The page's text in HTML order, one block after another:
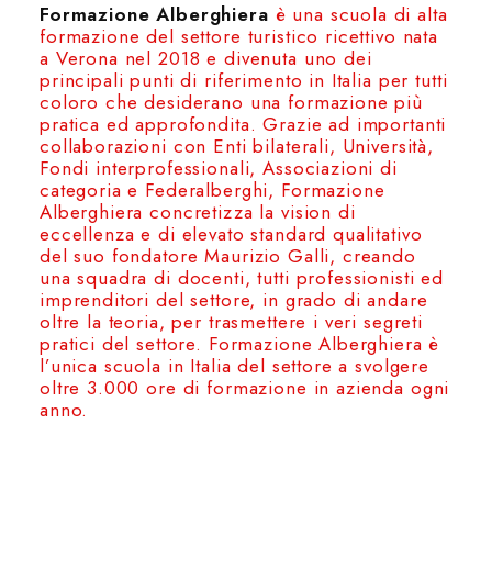
Formazione Alberghiera è una scuola di alta
formazione del settore turistico ricettivo nata
a Verona nel 2018 e divenuta uno dei
principali punti di riferimento in Italia per tutti
coloro che desiderano una formazione più
pratica ed approfondita. Grazie ad importanti
collaborazioni con Enti bilaterali, Università,
Fondi interprofessionali, Associazioni di
categoria e Federalberghi, Formazione
Alberghiera concretizza la vision di
eccellenza e di elevato standard qualitativo
del suo fondatore Maurizio Galli, creando
una squadra di docenti, tutti professionisti ed
imprenditori del settore, in grado di andare
oltre la teoria, per trasmettere i veri segreti
pratici del settore. Formazione Alberghiera è
l’unica scuola in Italia del settore a svolgere
oltre 3.000 ore di formazione in azienda ogni
anno.